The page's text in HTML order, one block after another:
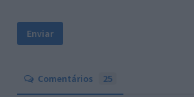
Comentários 25